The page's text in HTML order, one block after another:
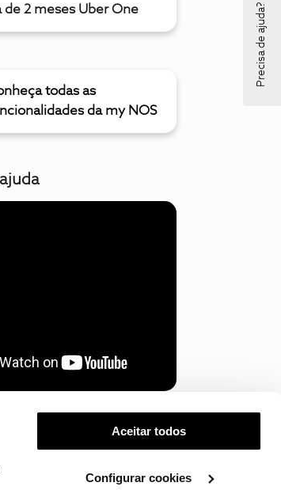
Aceitar todos
Configurar cookies
de 2 meses Uber One
todas as
da my NOS
Precisa de ajuda?